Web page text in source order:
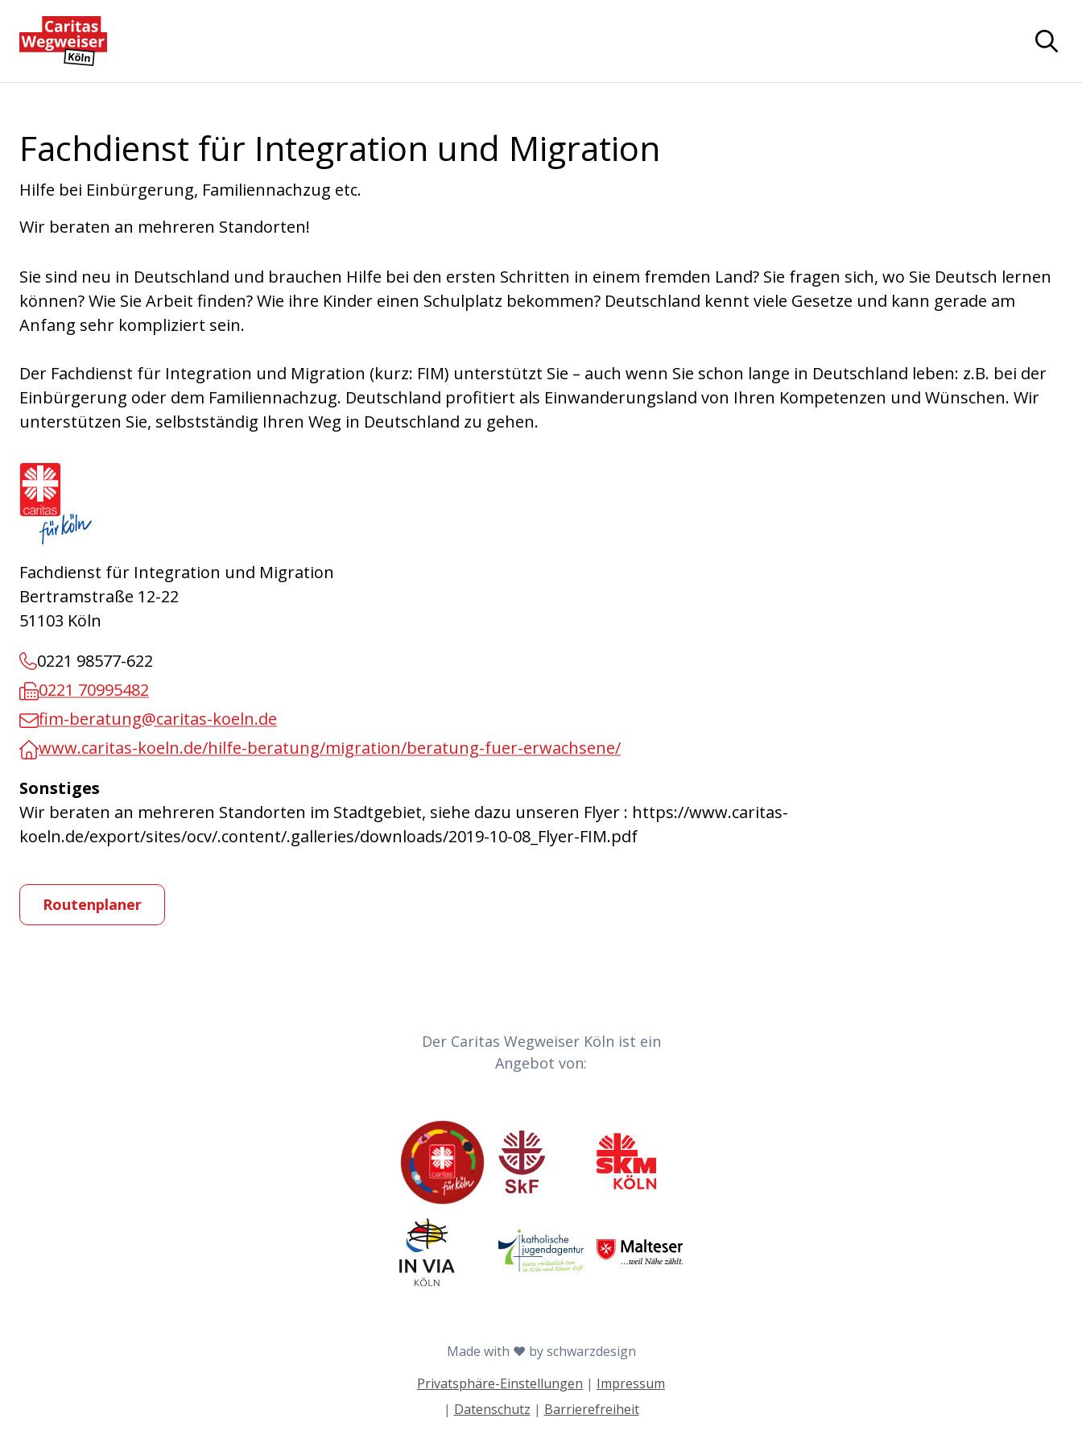
Zur Startseite navigieren
Fachdienst für Integration und Migration
Hilfe bei Einbürgerung, Familiennachzug etc.
Wir beraten an mehreren Standorten!
Sie sind neu in Deutschland und brauchen Hilfe bei den ersten Schritten in einem fremden Land? Sie fragen sich, wo Sie Deutsch lernen
können? Wie Sie Arbeit finden? Wie ihre Kinder einen Schulplatz bekommen? Deutschland kennt viele Gesetze und kann gerade am
Anfang sehr kompliziert sein.
Der Fachdienst für Integration und Migration (kurz: FIM) unterstützt Sie – auch wenn Sie schon lange in Deutschland leben: z.B. bei der
Einbürgerung oder dem Familiennachzug. Deutschland profitiert als Einwanderungsland von Ihren Kompetenzen und Wünschen. Wir
unterstützen Sie, selbstständig Ihren Weg in Deutschland zu gehen.
Caritasverband für die Stadt Köln e.V.
Fachdienst für Integration und Migration
Bertramstraße 12-22
51103 Köln
0221 98577-622
0221 70995482
fim-beratung@caritas-koeln.de
www.caritas-koeln.de/hilfe-beratung/migration/beratung-fuer-erwachsene/
Sonstiges
Wir beraten an mehreren Standorten im Stadtgebiet, siehe dazu unseren Flyer : https://www.caritas-
koeln.de/export/sites/ocv/.content/.galleries/downloads/2019-10-08_Flyer-FIM.pdf
Routenplaner
Der Caritas Wegweiser Köln ist ein
Angebot von:
Caritas
Sozialdienst katholischer Frauen e.V.
Sozialdienst katholischer Männer
Invia
Katholische Jugendagentur Köln
Malteser
Made with ♥ by schwarzdesign
Privatsphäre-Einstellungen | Impressum
| Datenschutz | Barrierefreiheit